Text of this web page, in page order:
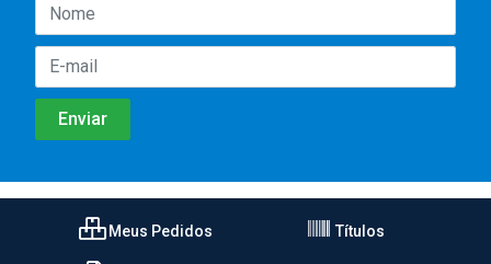
Meus Pedidos Títulos